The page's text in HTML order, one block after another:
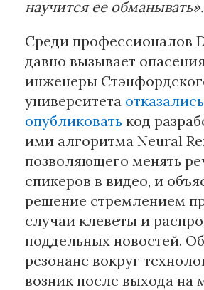
научится ее обманывать».
Среди профессионалов
давно вызывает
инженеры
университета отказались
опубликовать код
ими алгоритма Neural
позволяющего менять
спикеров в видео, и
решение стремлением
случаи клеветы и
поддельных новостей.
резонанс вокруг
возник после выхода на